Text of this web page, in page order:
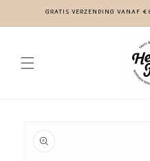
naar de
content
GRATIS VERZENDING VANAF